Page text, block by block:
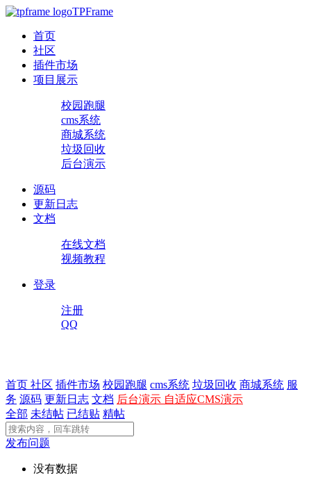
TPFrame
首页
社区
插件市场
项目展示
校园跑腿
cms系统
商城系统
垃圾回收
后台演示
源码
更新日志
文档
在线文档
视频教程
登录
注册
QQ
首页 社区 插件市场 校园跑腿 cms系统 垃圾回收 商城系统 服
务 源码 更新日志 文档 后台演示 自适应CMS演示
全部 未结帖 已结贴 精帖
发布问题
没有数据